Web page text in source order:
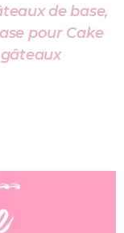
de base,
pour Cake